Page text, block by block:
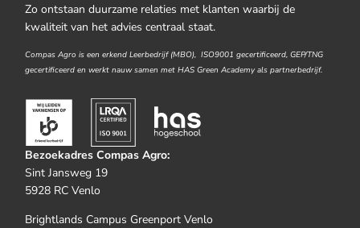
Zo ontstaan duurzame relaties met klanten waarbij de
kwaliteit van het advies centraal staat.
Compas Agro is een erkend Leerbedrijf (MBO), ISO9001 gecertificeerd, GEP/TNG
gecertificeerd en werkt nauw samen met HAS Green Academy als partnerbedrijf.
Bezoekadres Compas Agro:
Sint Jansweg 19
5928 RC Venlo
Brightlands Campus Greenport Venlo